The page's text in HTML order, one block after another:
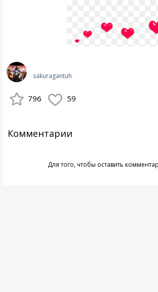
sakuragantuh
796 59
Комментарии
Для того, чтобы оставить